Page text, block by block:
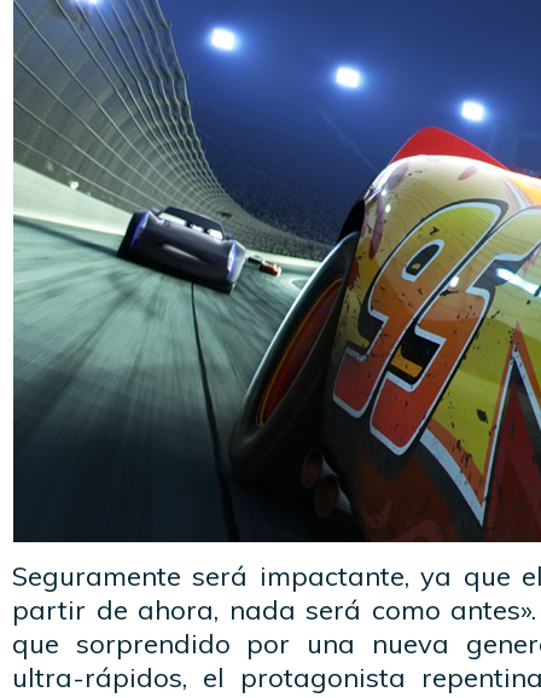
Seguramente será impactante, ya que
partir de ahora, nada será como
que sorprendido por una nueva
ultra-rápidos, el protagonista